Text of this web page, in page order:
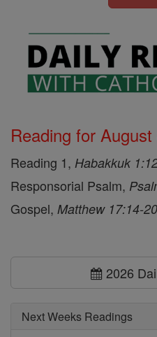
Reading for
Reading 1, Habakkuk
Responsorial Psalm,
Gospel, Matthew 17:14-20
2026
Next Weeks Readings